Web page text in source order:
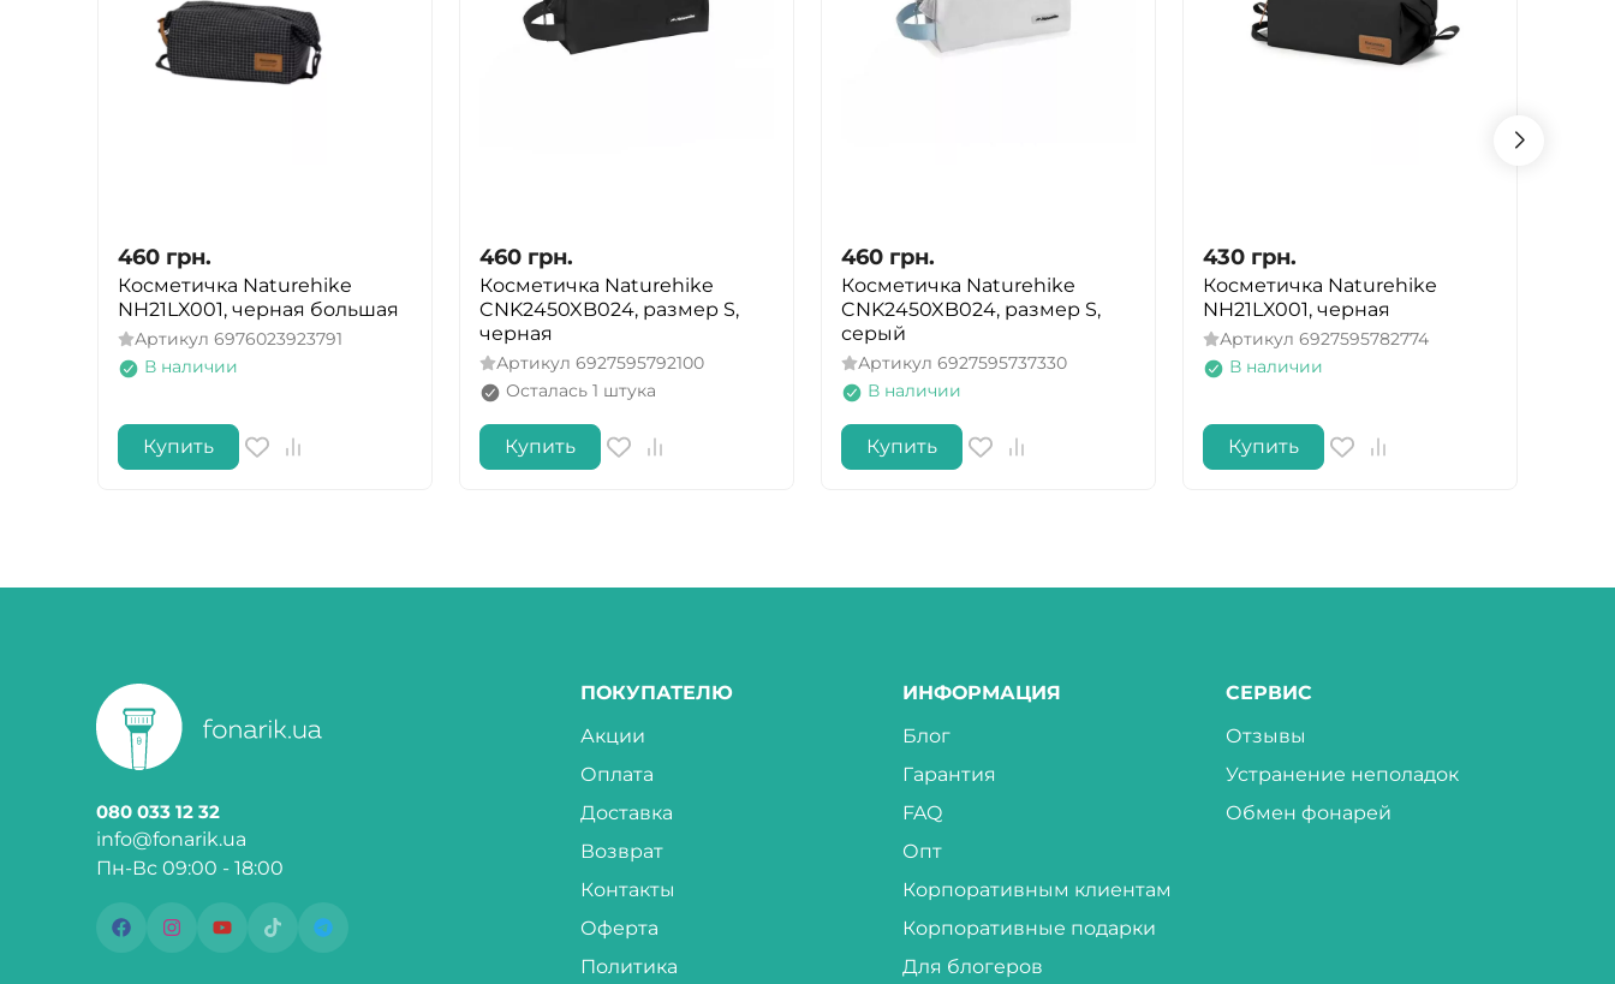
460 грн.
Косметичка Naturehike
NH21LX001, черная большая
Артикул 6976023923791
В наличии
Купить
460 грн.
Косметичка Naturehike
CNK2450XB024, размер S,
черная
Артикул 6927595792100
Осталась 1 штука
Купить
460 грн.
Косметичка Naturehike
CNK2450XB024, размер S,
серый
Артикул 6927595737330
В наличии
Купить
430 грн.
Косметичка Naturehike
NH21LX001, черная
Артикул 6927595782774
В наличии
Купить
080 033 12 32
info@fonarik.ua
Пн-Вс 09:00 - 18:00
ПОКУПАТЕЛЮ
Акции
Оплата
Доставка
Возврат
Контакты
Оферта
Политика
ИНФОРМАЦИЯ
Блог
Гарантия
FAQ
Опт
Корпоративным клиентам
Корпоративные подарки
Для блогеров
СЕРВИС
Отзывы
Устранение неполадок
Обмен фонарей